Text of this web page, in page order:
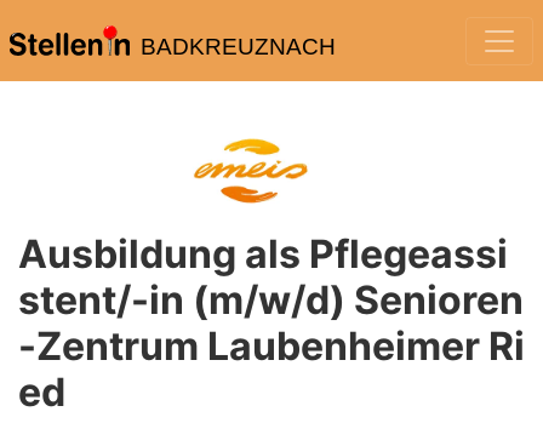
BADKREUZNACH
Ausbildung als Pflegeassi
stent/-in (m/w/d) Senioren
-Zentrum Laubenheimer Ri
ed